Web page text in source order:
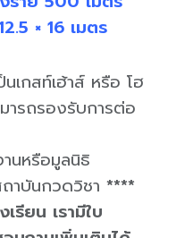
× 16 เมตร
เกสท์เฮ้าส์ หรือ โฮ
ารถรองรับการต่อ
นหรือมูลนิธิ
ถาบันกวดวิชา****
รียน เรามีใบ